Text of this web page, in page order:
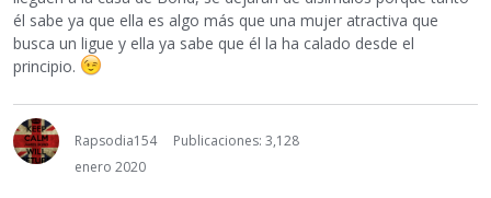
él sabe ya que ella es algo más que una mujer atractiva que
busca un ligue y ella ya sabe que él la ha calado desde el
principio.
Rapsodia154
Publicaciones: 3,128
enero 2020